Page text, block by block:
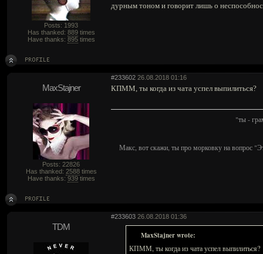
Posts: 1993
Has thanked: 889times
Have thanks: 895times
дурным тоном и говорит лишь о
#233602 26.08.2018 01:16
MaxStajner
Posts: 22826
Has thanked: 2588times
Have thanks: 939times
КПММ, ты когда из чата успел выпилиться?
"ты -
Макс, вот скажи, ты про морковку на вопрос
#233603 26.08.2018 01:36
TDM
MaxStajner wrote:
КПММ, ты когда из чата успел выпилиться?